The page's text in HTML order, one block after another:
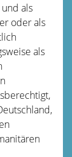
als
oder als
als